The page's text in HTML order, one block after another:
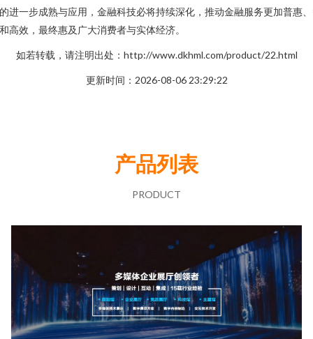
进一步成熟与应用，金融科技必将持续深化，推动金融服务更加普惠
高效，最终惠及广大消费者与实体经济。
如若转载，请注明出处：http://www.dkhml.com/product/22.html
更新时间：2026-08-06 23:29:22
产品列表
PRODUCT